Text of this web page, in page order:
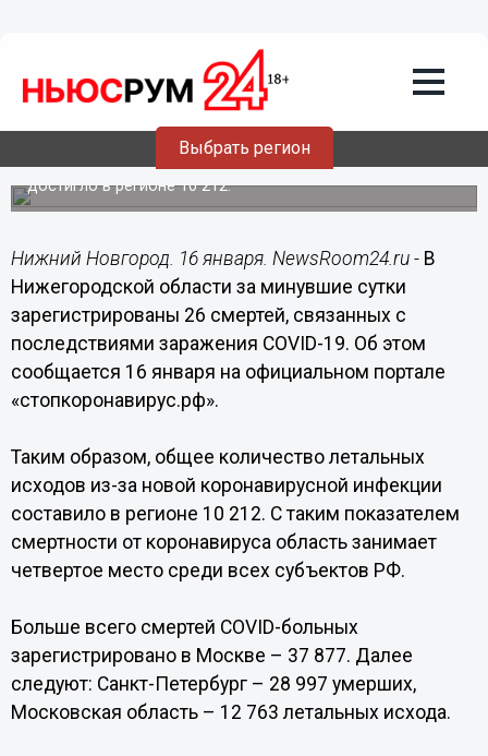
Выбрать регион
26 человек скончались от
коронавируса за сутки в
Нижегородской области
Общее количество смертей, связанных с COVID-19,
достигло в регионе 10 212.
Нижний Новгород. 16 января. NewsRoom24.ru - В
Нижегородской области за минувшие сутки
зарегистрированы 26 смертей, связанных с
последствиями заражения COVID-19. Об этом
сообщается 16 января на официальном портале
«стопкоронавирус.рф».
Таким образом, общее количество летальных
исходов из-за новой коронавирусной инфекции
составило в регионе 10 212. С таким показателем
смертности от коронавируса область занимает
четвертое место среди всех субъектов РФ.
Больше всего смертей COVID-больных
зарегистрировано в Москве – 37 877. Далее
следуют: Санкт-Петербург – 28 997 умерших,
Московская область – 12 763 летальных исхода.